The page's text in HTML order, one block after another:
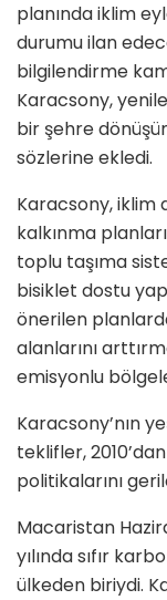
planında iklim
durumu ilan
bilgilendirme
Karacsony,
bir şehre
sözlerine ekledi.
Karacsony, iklim
kalkınma
toplu taşıma
bisiklet dostu
önerilen
alanlarını
emisyonlu
Karacsony’nın
teklifler,
politikalarını
Macaristan
yılında sıfır
ülkeden biriydi.